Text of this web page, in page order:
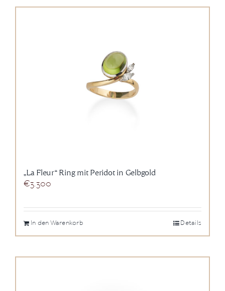
„La Fleur“ Ring mit Peridot in Gelbgold
€3.300
In den Warenkorb Details